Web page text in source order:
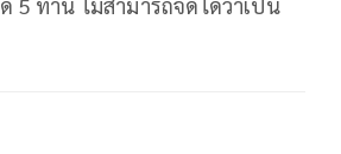
5 ท่าน ไม่สามารถจัดได้ว่าเป็น